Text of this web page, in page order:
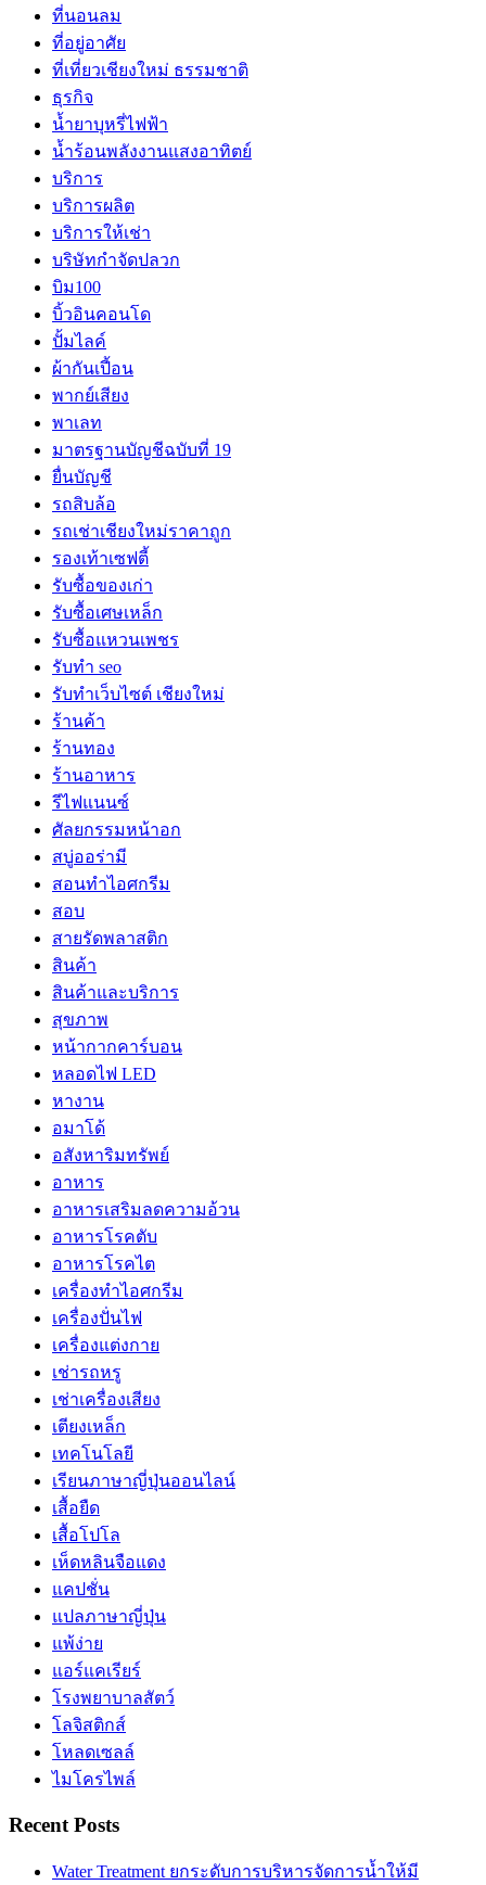
ที่นอนลม
ที่อยู่อาศัย
ที่เที่ยวเชียงใหม่ ธรรมชาติ
ธุรกิจ
น้ำยาบุหรี่ไฟฟ้า
น้ำร้อนพลังงานแสงอาทิตย์
บริการ
บริการผลิต
บริการให้เช่า
บริษัทกำจัดปลวก
บิม100
บิ้วอินคอนโด
ปั้มไลค์
ผ้ากันเปี้อน
พากย์เสียง
พาเลท
มาตรฐานบัญชีฉบับที่ 19
ยื่นบัญชี
รถสิบล้อ
รถเช่าเชียงใหม่ราคาถูก
รองเท้าเซฟตี้
รับซื้อของเก่า
รับซื้อเศษเหล็ก
รับซื้อแหวนเพชร
รับทำ seo
รับทำเว็บไซต์ เชียงใหม่
ร้านค้า
ร้านทอง
ร้านอาหาร
รีไฟแนนซ์
ศัลยกรรมหน้าอก
สบู่ออร่ามี
สอนทำไอศกรีม
สอบ
สายรัดพลาสติก
สินค้า
สินค้าและบริการ
สุขภาพ
หน้ากากคาร์บอน
หลอดไฟ LED
หางาน
อมาโด้
อสังหาริมทรัพย์
อาหาร
อาหารเสริมลดความอ้วน
อาหารโรคตับ
อาหารโรคไต
เครื่องทำไอศกรีม
เครื่องปั่นไฟ
เครื่องแต่งกาย
เช่ารถหรู
เช่าเครื่องเสียง
เตียงเหล็ก
เทคโนโลยี
เรียนภาษาญี่ปุ่นออนไลน์
เสื้อยืด
เสื้อโปโล
เห็ดหลินจือแดง
แคปชั่น
แปลภาษาญี่ปุ่น
แพ้ง่าย
แอร์แคเรียร์
โรงพยาบาลสัตว์
โลจิสติกส์
โหลดเซลล์
ไมโครไพล์
Recent Posts
Water Treatment ยกระดับการบริหารจัดการน้ำให้มี